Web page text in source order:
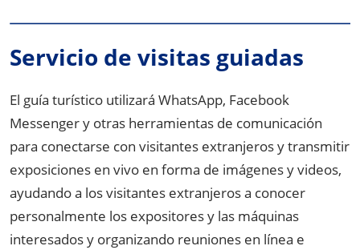
Servicio de visitas guiadas
El guía turístico utilizará WhatsApp, Facebook
Messenger y otras herramientas de comunicación
para conectarse con visitantes extranjeros y transmitir
exposiciones en vivo en forma de imágenes y videos,
ayudando a los visitantes extranjeros a conocer
personalmente los expositores y las máquinas
interesados y organizando reuniones en línea e